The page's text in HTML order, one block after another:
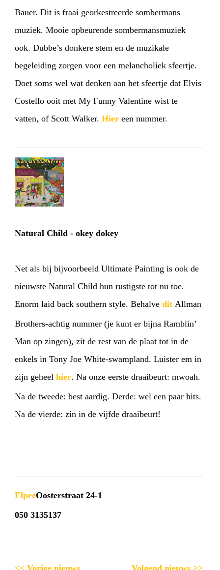
Bauer. Dit is fraai georkestreerde sombermans
muziek. Mooie opbeurende sombermansmuziek
ook. Dubbe’s donkere stem en de muzikale
begeleiding zorgen voor een melancholiek sfeertje.
Doet soms wel wat denken aan het sfeertje dat Elvis
Costello ooit met My Funny Valentine wist te
vatten, of Scott Walker. Hier een nummer.
Natural Child - okey dokey
Net als bij bijvoorbeeld Ultimate Painting is ook de
nieuwste Natural Child hun rustigste tot nu toe.
Enorm laid back southern style. Behalve dit Allman
Brothers-achtig nummer (je kunt er bijna Ramblin’
Man op zingen), zit de rest van de plaat tot in de
enkels in Tony Joe White-swampland. Luister em in
zijn geheel hier. Na onze eerste draaibeurt: mwoah.
Na de tweede: best aardig. Derde: wel een paar hits.
Na de vierde: zin in de vijfde draaibeurt!
ElpeeOosterstraat 24-1
050 3135137
<< Vorige nieuws Volgend nieuws >>